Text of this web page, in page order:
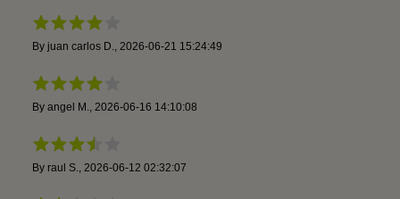
By juan carlos D. 2026-06-21 15:24:49
By angel M. 2026-06-16 14:10:08
By raul S. 2026-06-12 02:32:07